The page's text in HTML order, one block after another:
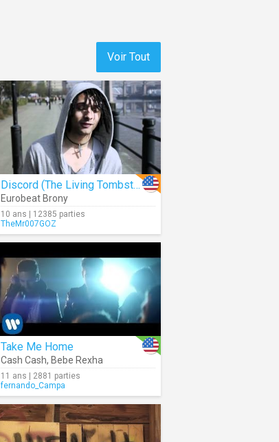
Voir Tout
Discord (The Living Tombstone Remix)
Eurobeat Brony
10 ans | 12385 parties
TheMr007GOZ
Take Me Home
Cash Cash, Bebe Rexha
11 ans | 2881 parties
fernando_Campa